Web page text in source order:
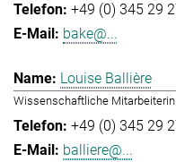
+49 (0) 345 29
bake@...
Louise Ballière
Wissenschaftliche Mitarbeiterin
+49 (0) 345 29
balliere@...